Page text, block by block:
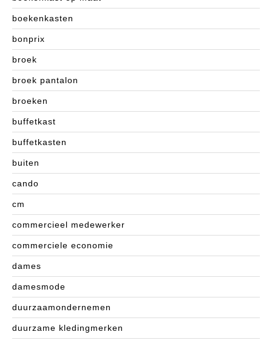
boekenkasten
bonprix
broek
broek pantalon
broeken
buffetkast
buffetkasten
buiten
cando
cm
commercieel medewerker
commerciele economie
dames
damesmode
duurzaamondernemen
duurzame kledingmerken